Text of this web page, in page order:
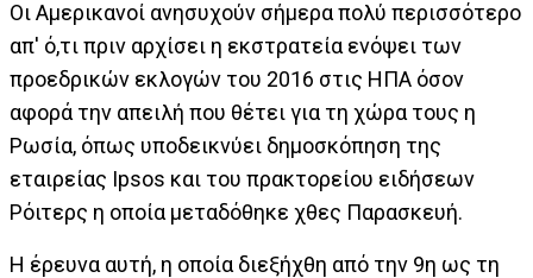
Οι Αμερικανοί ανησυχούν σήμερα πολύ περισσότερο
απ' ό,τι πριν αρχίσει η εκστρατεία ενόψει των
προεδρικών εκλογών του 2016 στις ΗΠΑ όσον
αφορά την απειλή που θέτει για τη χώρα τους η
Ρωσία, όπως υποδεικνύει δημοσκόπηση της
εταιρείας Ipsos και του πρακτορείου ειδήσεων
Ρόιτερς η οποία μεταδόθηκε χθες Παρασκευή.
Η έρευνα αυτή, η οποία διεξήχθη από την 9η ως τη